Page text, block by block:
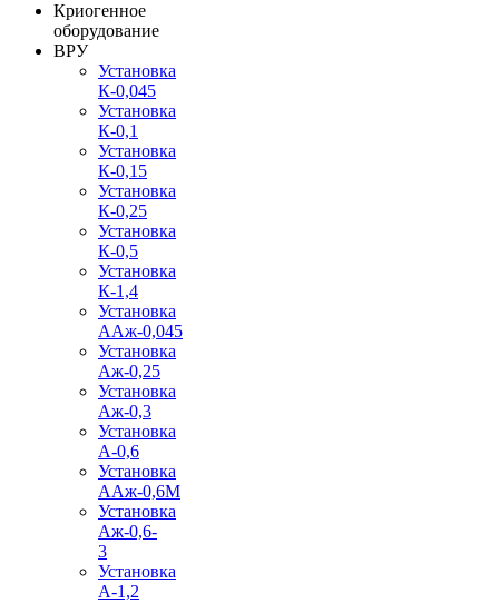
Криогенное
оборудование
ВРУ
Установка
К-0,045
Установка
К-0,1
Установка
К-0,15
Установка
К-0,25
Установка
К-0,5
Установка
К-1,4
Установка
ААж-0,045
Установка
Аж-0,25
Установка
Аж-0,3
Установка
А-0,6
Установка
ААж-0,6М
Установка
Аж-0,6-
3
Установка
А-1,2